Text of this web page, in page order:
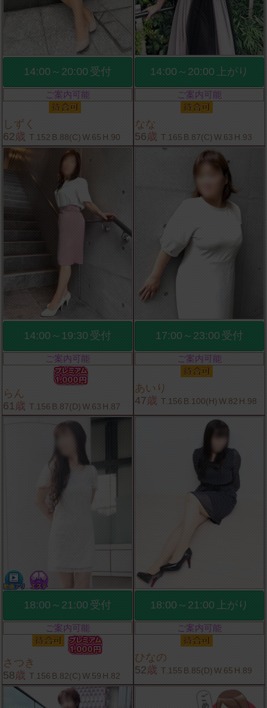
14:00～20:00 受付
ご案内可能
しずく
62歳 T.152 B.88(C) W.65 H.90
14:00～20:00 上がり
ご案内可能
なな
56歳 T.165 B.87(C) W.63 H.93
14:00～19:30 受付
ご案内可能
らん
61歳 T.156 B.87(D) W.63 H.87
17:00～23:00 受付
ご案内可能
あいり
47歳 T.156 B.100(H) W.82 H.98
18:00～21:00 受付
ご案内可能
さつき
58歳 T.156 B.82(C) W.59 H.82
18:00～21:00 上がり
ご案内可能
ひなの
52歳 T.155 B.85(D) W.65 H.89